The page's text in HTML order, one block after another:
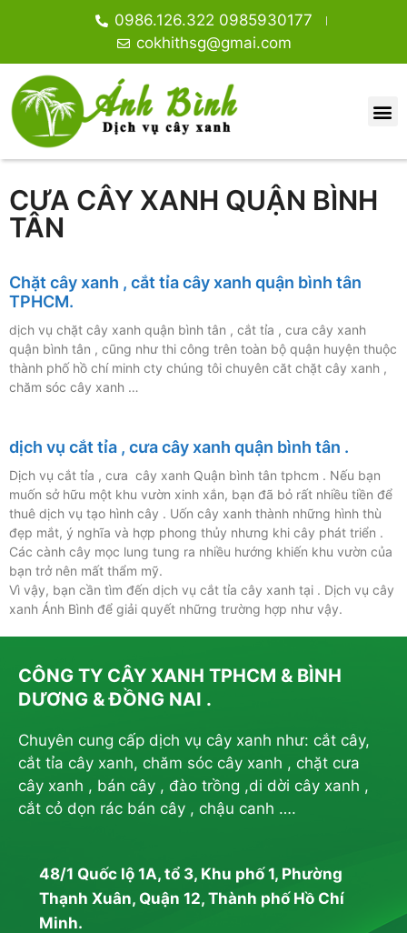
0986.126.322 0985930177
cokhithsg@gmai.com
CƯA CÂY XANH QUẬN BÌNH
TÂN
Chặt cây xanh , cắt tỉa cây xanh quận bình tân
TPHCM.
dịch vụ chặt cây xanh quận bình tân , cắt tỉa , cưa cây xanh
quận bình tân , cũng như thi công trên toàn bộ quận huyện thuộc
thành phố hồ chí minh cty chúng tôi chuyên căt chặt cây xanh ,
chăm sóc cây xanh …
dịch vụ cắt tỉa , cưa cây xanh quận bình tân .
Dịch vụ cắt tỉa , cưa cây xanh Quận bình tân tphcm . Nếu bạn
muốn sở hữu một khu vườn xinh xắn, bạn đã bỏ rất nhiều tiền để
thuê dịch vụ tạo hình cây . Uốn cây xanh thành những hình thù
đẹp mắt, ý nghĩa và hợp phong thủy nhưng khi cây phát triển .
Các cành cây mọc lung tung ra nhiều hướng khiến khu vườn của
bạn trở nên mất thẩm mỹ.
Vì vậy, bạn cần tìm đến dịch vụ cắt tỉa cây xanh tại . Dịch vụ cây
xanh Ánh Bình để giải quyết những trường hợp như vậy.
CÔNG TY CÂY XANH TPHCM & BÌNH
DƯƠNG & ĐỒNG NAI .
Chuyên cung cấp dịch vụ cây xanh như: cắt cây,
cắt tỉa cây xanh, chăm sóc cây xanh , chặt cưa
cây xanh , bán cây , đào trồng ,di dời cây xanh ,
cắt cỏ dọn rác bán cây , chậu canh ….
48/1 Quốc lộ 1A, tổ 3, Khu phố 1, Phường
Thạnh Xuân, Quận 12, Thành phố Hồ Chí
Minh.